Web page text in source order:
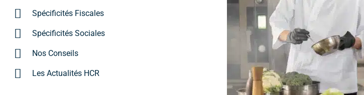
Spécificités Fiscales
Spécificités Sociales
Nos Conseils
Les Actualités HCR